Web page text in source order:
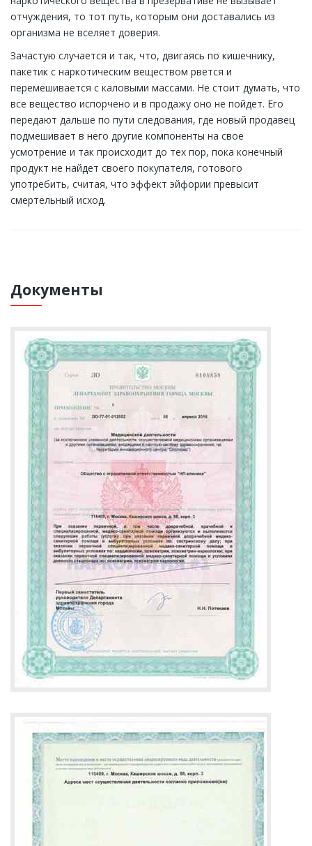
отчуждения, то тот путь, которым они доставались из
организма не вселяет доверия.
Зачастую случается и так, что, двигаясь по кишечнику,
пакетик с наркотическим веществом рвется и
перемешивается с каловыми массами. Не стоит думать, что
все вещество испорчено и в продажу оно не пойдет. Его
передают дальше по пути следования, где новый продавец
подмешивает в него другие компоненты на свое
усмотрение и так происходит до тех пор, пока конечный
продукт не найдет своего покупателя, готового
употребить, считая, что эффект эйфории превысит
смертельный исход.
Документы